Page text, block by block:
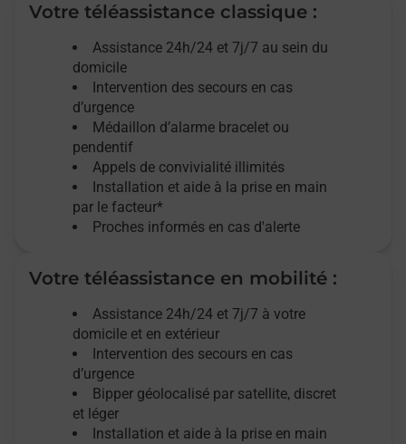
Votre téléassistance classique :
Assistance 24h/24 et 7j/7 au sein du
domicile
Intervention des secours en cas
d’urgence
Médaillon d’alarme bracelet ou
pendentif
Appels de convivialité illimités
Installation et aide à la prise en main
par le facteur*
Proches informés en cas d'alerte
Votre téléassistance en mobilité :
Assistance 24h/24 et 7j/7 à votre
domicile et en extérieur
Intervention des secours en cas
d’urgence
Bipper géolocalisé par satellite, discret
et léger
Installation et aide à la prise en main